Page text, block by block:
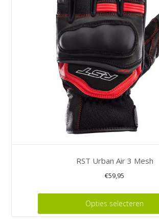
RST Urban Air 3 Mesh
€59,95
Opties selecteren